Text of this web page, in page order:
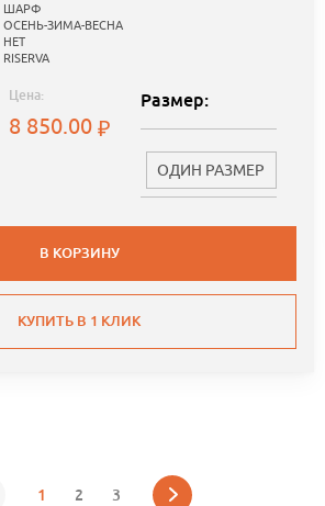
ШАРФ
ОСЕНЬ-ЗИМА-ВЕСНА
НЕТ
RISERVA
Цена:
8 850.00
Размер:
ОДИН РАЗМЕР
В КОРЗИНУ
КУПИТЬ В 1 КЛИК
1 2 3